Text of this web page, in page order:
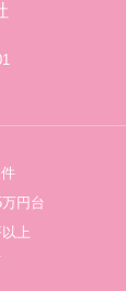
円台
上